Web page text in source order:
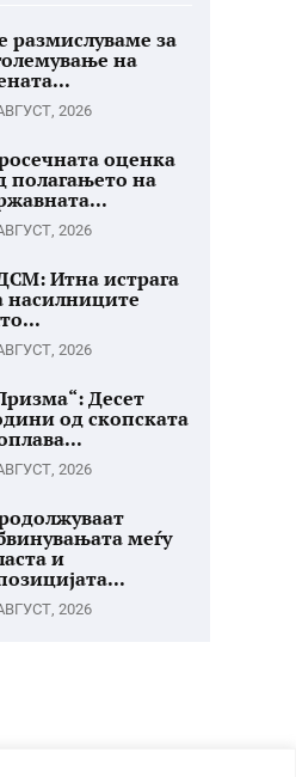
размислуваме за
на
2026
оценка
полагањето на
2026
Итна истрага
насилниците
2026
Десет
од скопската
2026
меѓу
и
2026